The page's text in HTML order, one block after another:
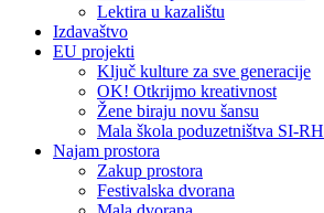
Lektira u kazalištu
Izdavaštvo
EU projekti
Ključ kulture za sve generacije
OK! Otkrijmo kreativnost
Žene biraju novu šansu
Mala škola poduzetništva SI-RH
Najam prostora
Zakup prostora
Festivalska dvorana